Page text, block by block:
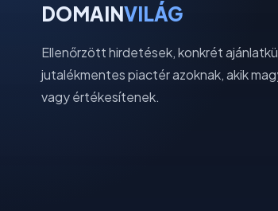
DOMAINVILÁG
Ellenőrzött hirdetések, konkrét
jutalékmentes piactér azoknak, akik
vagy értékesítenek.